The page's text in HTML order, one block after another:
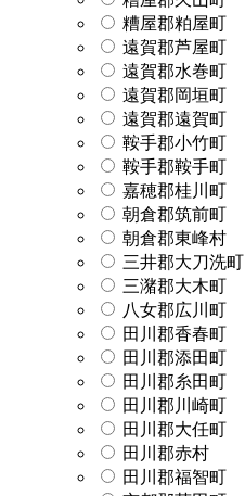
糟屋郡粕屋町
遠賀郡芦屋町
遠賀郡水巻町
遠賀郡岡垣町
遠賀郡遠賀町
鞍手郡小竹町
鞍手郡鞍手町
嘉穂郡桂川町
朝倉郡筑前町
朝倉郡東峰村
三井郡大刀洗町
三潴郡大木町
八女郡広川町
田川郡香春町
田川郡添田町
田川郡糸田町
田川郡川崎町
田川郡大任町
田川郡赤村
田川郡福智町